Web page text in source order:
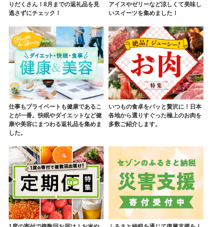
りだくさん！8月までの返礼品を見
逃さずにチェック！
アイスやゼリーなど涼しくて美味し
いスイーツを集めました！
仕事もプライベートも健康であるこ
とが一番。快眠やダイエットなど健
康や美容にまつわる返礼品を集めま
した。
いつもの食卓をパッと贅沢に！日本
各地から選りすぐった極上のお肉を
多数ご紹介します。